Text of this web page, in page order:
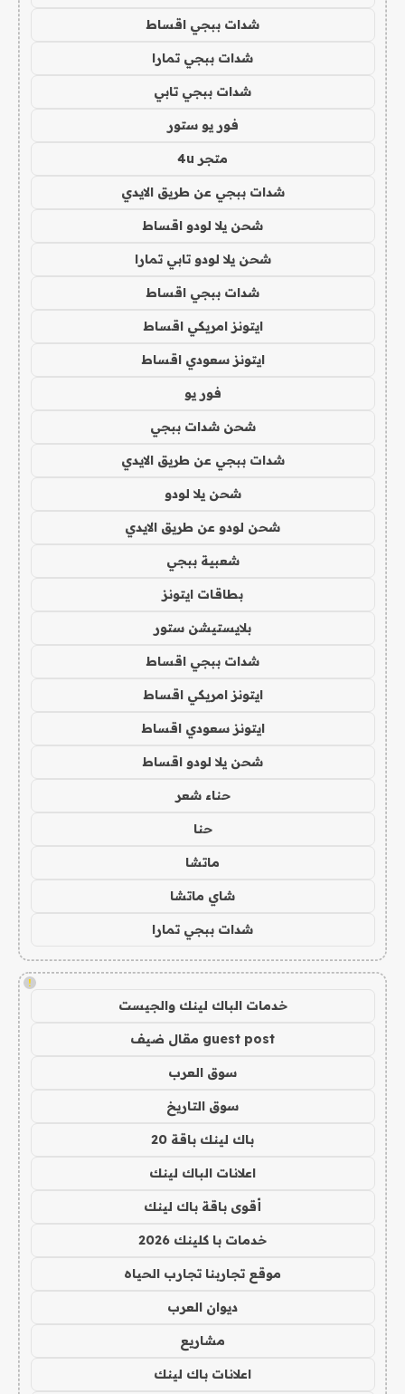
شدات ببجي اقساط
شدات ببجي تمارا
شدات ببجي تابي
فور يو ستور
متجر 4u
شدات ببجي عن طريق الايدي
شحن يلا لودو اقساط
شحن يلا لودو تابي تمارا
شدات ببجي اقساط
ايتونز امريكي اقساط
ايتونز سعودي اقساط
فور يو
شحن شدات ببجي
شدات ببجي عن طريق الايدي
شحن يلا لودو
شحن لودو عن طريق الايدي
شعبية ببجي
بطاقات ايتونز
بلايستيشن ستور
شدات ببجي اقساط
ايتونز امريكي اقساط
ايتونز سعودي اقساط
شحن يلا لودو اقساط
حناء شعر
حنا
ماتشا
شاي ماتشا
شدات ببجي تمارا
!
خدمات الباك لينك والجيست
guest post مقال ضيف
سوق العرب
سوق التاريخ
باك لينك باقة 20
اعلانات الباك لينك
أقوى باقة باك لينك
خدمات با كلينك 2026
موقع تجاربنا تجارب الحياه
ديوان العرب
مشاريع
اعلانات باك لينك